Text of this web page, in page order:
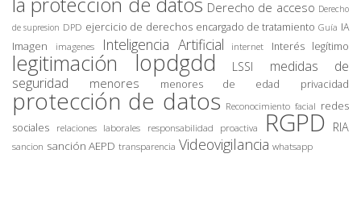
Derecho de acceso Derecho
de supresion DPD ejercicio de derechos encargado de tratamiento Guía IA
Imagen imagenes Inteligencia Artificial internet Interés legítimo
legitimación lopdgdd LSSI
medidas de
seguridad
menores menores de edad privacidad
protección de datos Reconocimiento facial redes
sociales
relaciones laborales responsabilidad proactiva RGPD RIA
sancion sanción AEPD transparencia Videovigilancia whatsapp